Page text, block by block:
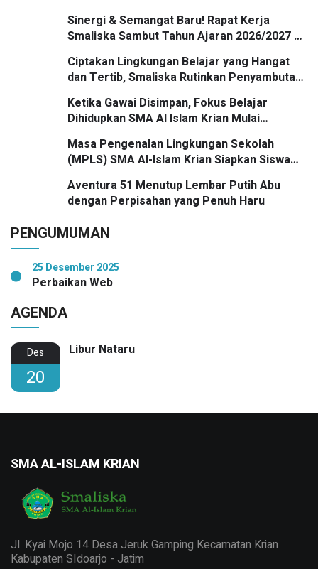
Sinergi & Semangat Baru! Rapat Kerja
Smaliska Sambut Tahun Ajaran 2026/2027 di
Ciptakan Lingkungan Belajar yang Hangat
dan Tertib, Smaliska Rutinkan Penyambutan
Ketika Gawai Disimpan, Fokus Belajar
Dihidupkan SMA Al Islam Krian Mulai
Pembelajaran
Masa Pengenalan Lingkungan Sekolah
(MPLS) SMA Al-Islam Krian Siapkan Siswa
Aventura 51 Menutup Lembar Putih Abu
dengan Perpisahan yang Penuh Haru
PENGUMUMAN
25 Desember 2025
Perbaikan Web
AGENDA
Des
20
Libur Nataru
SMA AL-ISLAM KRIAN
Jl. Kyai Mojo 14 Desa Jeruk Gamping Kecamatan Krian
Kabupaten SIdoarjo - Jatim